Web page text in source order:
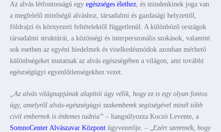
Az alvás létfontosságú egy egészséges élethez, és mindenkinek joga van
a megfelelő minőségű alváshoz, társadalmi és gazdasági helyzettől,
földrajzi és környezeti feltételektől függetlenül. A különböző országok
társadalmi struktúrái, a közösségi és interperszonális szokások, valamint
sok esetben az egyéni hiedelmek és viselkedésmódok azonban mérhető
különbségeket mutatnak az alvás egészségében a világon, ami további
egészségügyi egyenlőtlenségekhez vezet.
„Az alvás világnapjának alapítói úgy vélik, hogy ez is egy olyan fontos
ügy, amelyről alvás-egészségügyi szakemberek segítségével minél több
civil embernek is érdemes tudnia” – hangsúlyozza Koczó Levente, a
SomnoCenter Alvászavar Központ ügyvezetője. – „Ezért szeretnék, hogy